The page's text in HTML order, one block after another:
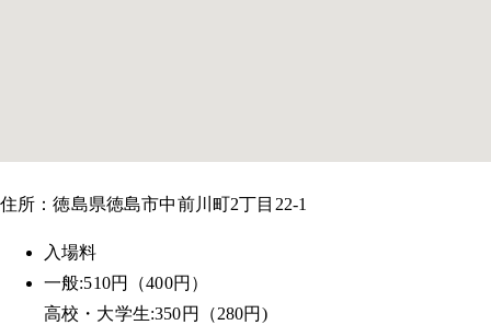
住所：徳島県徳島市中前川町2丁目22-1
入場料
一般:510円（400円）
高校・大学生:350円（280円)